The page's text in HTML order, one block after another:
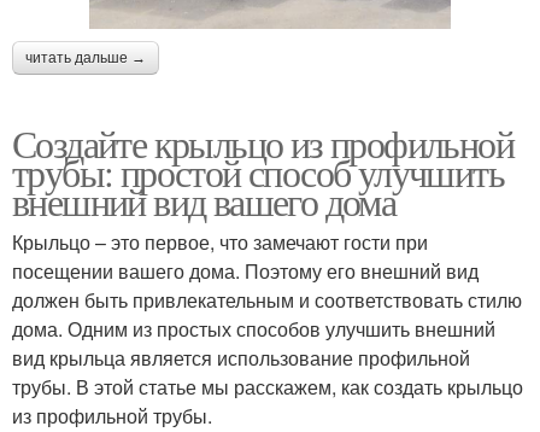
читать дальше →
Создайте крыльцо из профильной
трубы: простой способ улучшить
внешний вид вашего дома
Крыльцо – это первое, что замечают гости при
посещении вашего дома. Поэтому его внешний вид
должен быть привлекательным и соответствовать стилю
дома. Одним из простых способов улучшить внешний
вид крыльца является использование профильной
трубы. В этой статье мы расскажем, как создать крыльцо
из профильной трубы.